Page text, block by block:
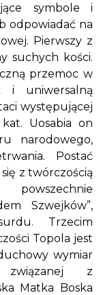
symbole i
odpowiadać na
Pierwszy z
suchych kości.
przemoc w
i uniwersalną
występującej
Uosabia on
narodowego,
Postać
z twórczością
Szwejków”,
Trzecim
Topola jest
wymiar
związanej z
Matka Boska